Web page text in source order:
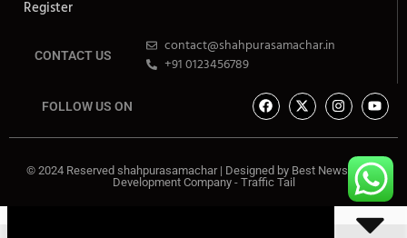
Register
CONTACT US
contact@shahpurasamachar.in
+91 0123456789
FOLLOW US ON
© 2024 Reserved shahpurasamachar | Designed by Best News Portal
Development Company- Traffic Tail